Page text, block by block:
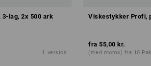
3-lag, 2x 500 ark
1 version
Viskestykker Profi,
fra 55,00 kr.
(med moms) fra 10